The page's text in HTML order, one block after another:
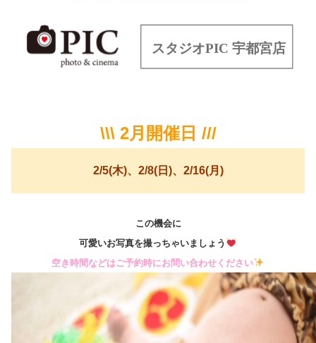
\\\ 2月開催日 ///
2/5(木)、2/8(日)、2/16(月)
この機会に
可愛いお写真を撮っちゃいましょう
空き時間などはご予約時にお問い合わせください